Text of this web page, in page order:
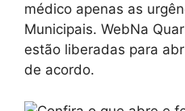
médico apenas as
Municipais. WebNa
estão liberadas para
de acordo.